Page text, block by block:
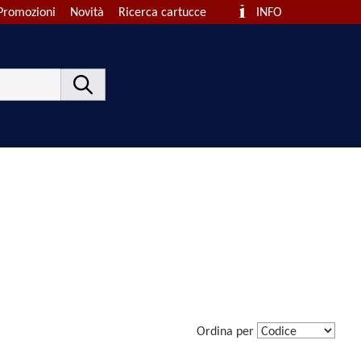
INFO
Ricerca cartucce
Novità
Ordina per